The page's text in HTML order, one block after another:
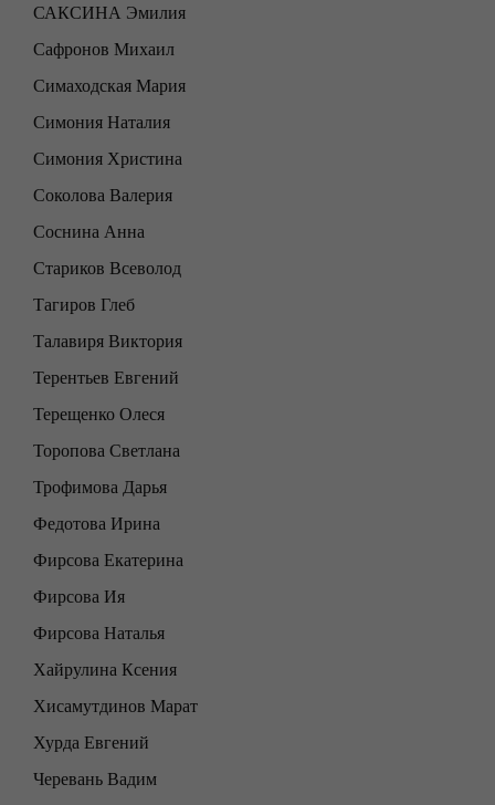
САКСИНА Эмилия
Сафронов Михаил
Симаходская Мария
Симония Наталия
Симония Христина
Соколова Валерия
Соснина Анна
Стариков Всеволод
Тагиров Глеб
Талавиря Виктория
Терентьев Евгений
Терещенко Олеся
Торопова Светлана
Трофимова Дарья
Федотова Ирина
Фирсова Екатерина
Фирсова Ия
Фирсова Наталья
Хайрулина Ксения
Хисамутдинов Марат
Хурда Евгений
Черевань Вадим